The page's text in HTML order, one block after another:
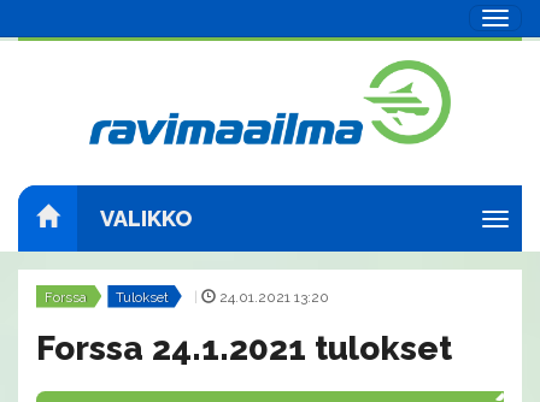
VALIKKO
Forssa Tulokset 24.01.2021 13:20
Forssa 24.1.2021 tulokset